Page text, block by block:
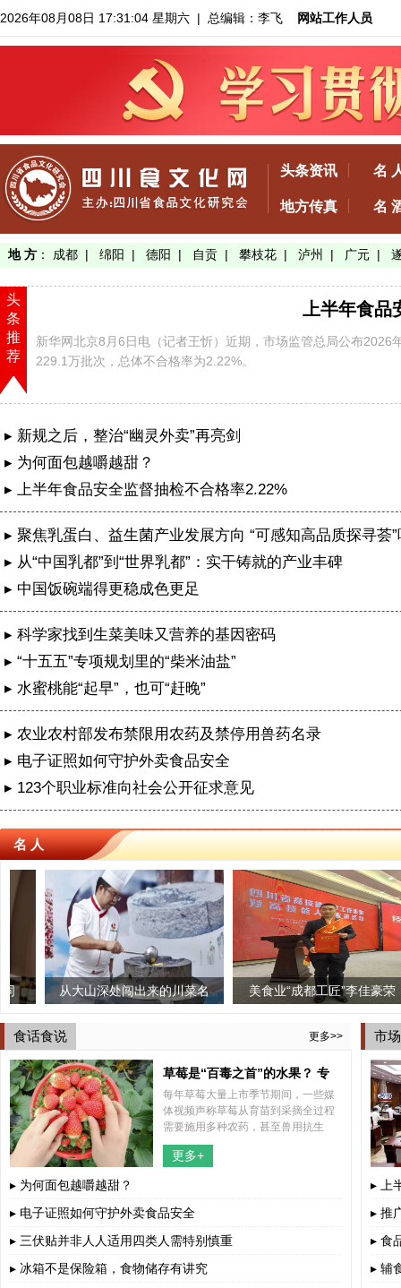
2026年08月08日 17:31:05 星期六 | 总编辑：李飞 网站工作人员
头条资讯 名
地方传真 名
地 方 ： 成都 | 绵阳 | 德阳 | 自贡 | 攀枝花 | 泸州 | 广元 |
头
条
推
荐
上半年食品
新华网北京8月6日电（记者王忻）近期，市场监管总局公布
229.1万批次，总体不合格率为2.22%。
【了解详情】
▸ 新规之后，整治“幽灵外卖”再亮剑
▸ 为何面包越嚼越甜？
▸ 上半年食品安全监督抽检不合格率2.22%
▸ 聚焦乳蛋白、益生菌产业发展方向 “可感知高品质探寻荟
特举办
▸ 从“中国乳都”到“世界乳都”：实干铸就的产业丰碑
▸ 中国饭碗端得更稳成色更足
▸ 科学家找到生菜美味又营养的基因密码
▸ “十五五”专项规划里的“柴米油盐”
▸ 水蜜桃能“起早”，也可“赶晚”
▸ 农业农村部发布禁限用农药及禁停用兽药名录
▸ 电子证照如何守护外卖食品安全
▸ 123个职业标准向社会公开征求意见
都公安再次获评两个全国“枫桥式公安派出所”
名 人
大山深处闯出来的川菜名
美食业“成都工匠”李佳豪荣
“時味
三个椰
食话食说 更多>>
草莓是“百毒之首”的水果？ 专
家“五问五答”为你解惑
每年草莓大量上市季节期间，一些媒
体视频声称草莓从育苗到采摘全过程
需要施用多种农药，甚至兽用抗生
素，认为草莓不能吃。这些视频不断
传播，引起公众关注，也引发了不少
更多+
▸ 为何面包越嚼越甜？
▸ 电子证照如何守护外卖食品安全
▸ 三伏贴并非人人适用四类人需特别慎重
▸ 冰箱不是保险箱，食物储存有讲究
市
▸ 上
▸ 推
▸ 食
▸ 辅